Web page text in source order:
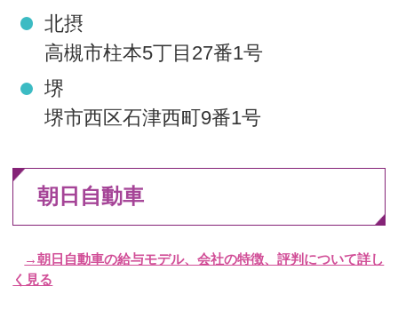
北摂
高槻市柱本5丁目27番1号
堺
堺市西区石津西町9番1号
朝日自動車
→朝日自動車の給与モデル、会社の特徴、評判について詳し
く見る